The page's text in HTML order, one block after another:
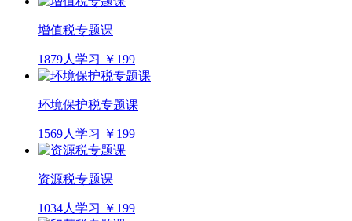
增值税专题课
1879人学习 ￥199
环境保护税专题课
1569人学习 ￥199
资源税专题课
1034人学习 ￥199